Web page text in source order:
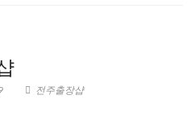
전주 출장샵